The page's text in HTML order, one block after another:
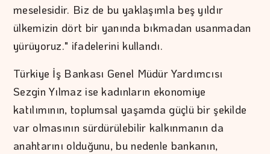
meselesidir. Biz de bu yaklaşımla beş yıldır
ülkemizin dört bir yanında bıkmadan usanmadan
yürüyoruz." ifadelerini kullandı.
Türkiye İş Bankası Genel Müdür Yardımcısı
Sezgin Yılmaz ise kadınların ekonomiye
katılımının, toplumsal yaşamda güçlü bir şekilde
var olmasının sürdürülebilir kalkınmanın da
anahtarını olduğunu, bu nedenle bankanın,